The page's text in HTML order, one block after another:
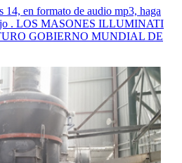
14, en formato de audio mp3, haga
. LOS MASONES ILLUMINATI
GOBIERNO MUNDIAL DE